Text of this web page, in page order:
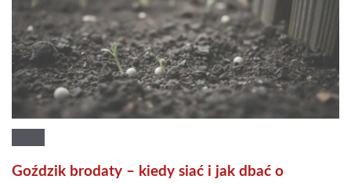
Goździk brodaty – kiedy siać i jak dbać o